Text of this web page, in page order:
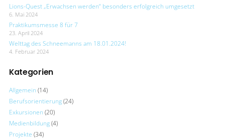
Lions-Quest „Erwachsen werden“ besonders erfolgreich umgesetzt
6. Mai 2024
Praktikumsmesse 8 für 7
23. April 2024
Welttag des Schneemanns am 18.01.2024!
4. Februar 2024
Kategorien
Allgemein (14)
Berufsorientierung(24)
Exkursionen (20)
Medienbildung(4)
Projekte (34)